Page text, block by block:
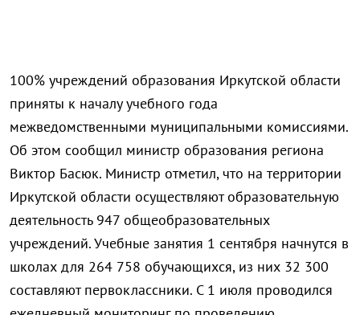
100% учреждений образования Иркутской области
приняты к началу учебного года
межведомственными муниципальными комиссиями.
Об этом сообщил министр образования региона
Виктор Басюк. Министр отметил, что на территории
Иркутской области осуществляют образовательную
деятельность 947 общеобразовательных
учреждений. Учебные занятия 1 сентября начнутся в
школах для 264 758 обучающихся, из них 32 300
составляют первоклассники. С 1 июля проводился